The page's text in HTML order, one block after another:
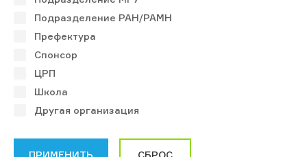
Подразделение РАН/РАМН
Префектура
Спонсор
ЦРП
Школа
Другая организация